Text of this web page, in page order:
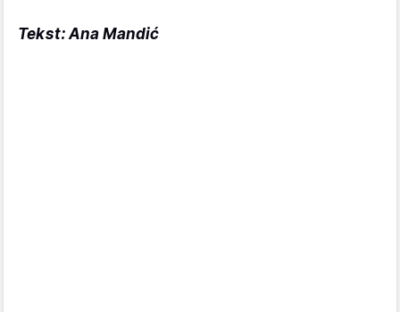
Tekst: Ana Mandić